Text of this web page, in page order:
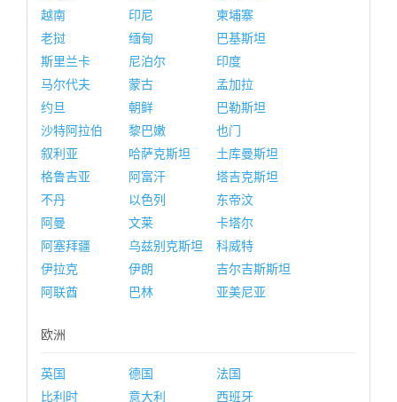
越南
印尼
柬埔寨
老挝
缅甸
巴基斯坦
斯里兰卡
尼泊尔
印度
马尔代夫
蒙古
孟加拉
约旦
朝鲜
巴勒斯坦
沙特阿拉伯
黎巴嫩
也门
叙利亚
哈萨克斯坦
土库曼斯坦
格鲁吉亚
阿富汗
塔吉克斯坦
不丹
以色列
东帝汶
阿曼
文莱
卡塔尔
阿塞拜疆
乌兹别克斯坦
科威特
伊拉克
伊朗
吉尔吉斯斯坦
阿联酋
巴林 亚美尼亚
欧洲
英国 德国
法国
比利时
意大利
西班牙